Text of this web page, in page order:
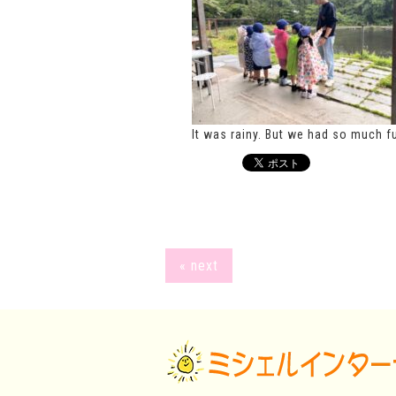
It was rainy. But we had so much
« next